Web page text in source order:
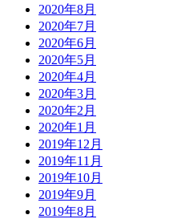
2020年8月
2020年7月
2020年6月
2020年5月
2020年4月
2020年3月
2020年2月
2020年1月
2019年12月
2019年11月
2019年10月
2019年9月
2019年8月